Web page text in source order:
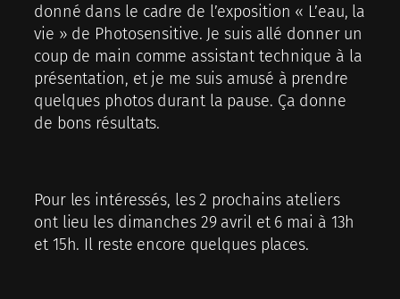
donné dans le cadre de l’exposition « L’eau, la
vie » de Photosensitive. Je suis allé donner un
coup de main comme assistant technique à la
présentation, et je me suis amusé à prendre
quelques photos durant la pause. Ça donne
de bons résultats.
Pour les intéressés, les 2 prochains ateliers
ont lieu les dimanches 29 avril et 6 mai à 13h
et 15h. Il reste encore quelques places.